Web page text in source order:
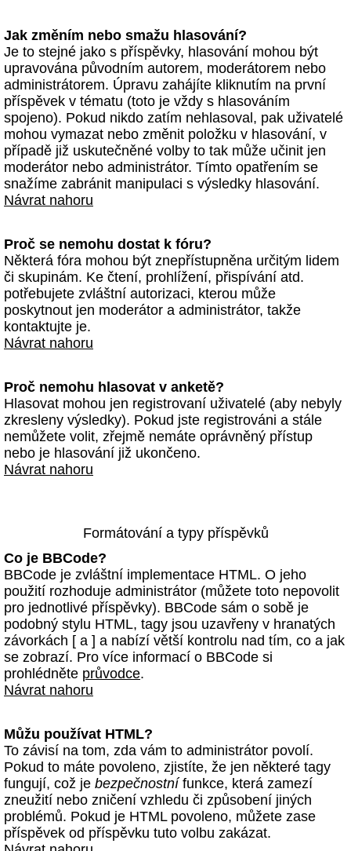
Jak změním nebo smažu hlasování?
Je to stejné jako s příspěvky, hlasování mohou být
upravována původním autorem, moderátorem nebo
administrátorem. Úpravu zahájíte kliknutím na první
příspěvek v tématu (toto je vždy s hlasováním
spojeno). Pokud nikdo zatím nehlasoval, pak uživatelé
mohou vymazat nebo změnit položku v hlasování, v
případě již uskutečněné volby to tak může učinit jen
moderátor nebo administrátor. Tímto opatřením se
snažíme zabránit manipulaci s výsledky hlasování.
Návrat nahoru
Proč se nemohu dostat k fóru?
Některá fóra mohou být znepřístupněna určitým lidem
či skupinám. Ke čtení, prohlížení, přispívání atd.
potřebujete zvláštní autorizaci, kterou může
poskytnout jen moderátor a administrátor, takže
kontaktujte je.
Návrat nahoru
Proč nemohu hlasovat v anketě?
Hlasovat mohou jen registrovaní uživatelé (aby nebyly
zkresleny výsledky). Pokud jste registrováni a stále
nemůžete volit, zřejmě nemáte oprávněný přístup
nebo je hlasování již ukončeno.
Návrat nahoru
Formátování a typy příspěvků
Co je BBCode?
BBCode je zvláštní implementace HTML. O jeho
použití rozhoduje administrátor (můžete toto nepovolit
pro jednotlivé příspěvky). BBCode sám o sobě je
podobný stylu HTML, tagy jsou uzavřeny v hranatých
závorkách [ a ] a nabízí větší kontrolu nad tím, co a jak
se zobrazí. Pro více informací o BBCode si
prohlédněte průvodce.
Návrat nahoru
Můžu používat HTML?
To závisí na tom, zda vám to administrátor povolí.
Pokud to máte povoleno, zjistíte, že jen některé tagy
fungují, což je bezpečnostnífunkce, která zamezí
zneužití nebo zničení vzhledu či způsobení jiných
problémů. Pokud je HTML povoleno, můžete zase
příspěvek od příspěvku tuto volbu zakázat.